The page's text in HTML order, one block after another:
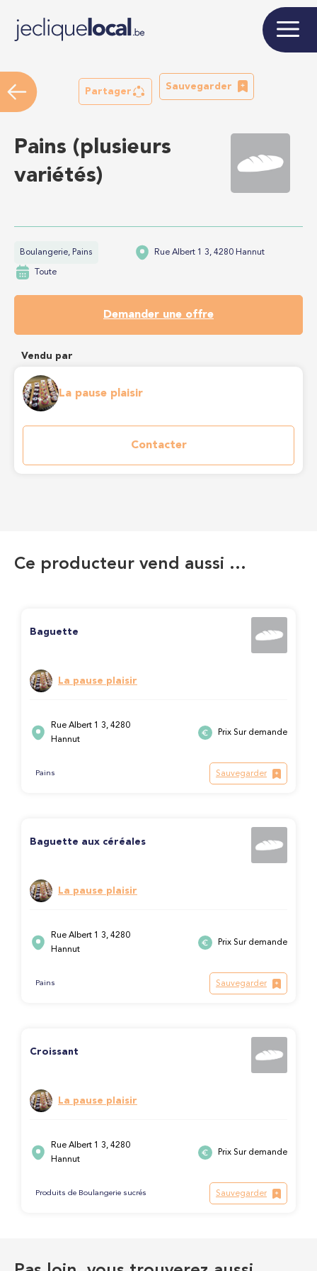
Partager
Sauvegarder
Pains (plusieurs
variétés)
Boulangerie, Pains Rue Albert 1 3, 4280 Hannut
Toute
Demander une offre
Vendu par
La pause plaisir
Contacter
Ce producteur vend aussi …
Baguette
La pause plaisir
Rue Albert 1 3, 4280
Hannut
Prix Sur demande
Pains Sauvegarder
Baguette aux céréales
La pause plaisir
Rue Albert 1 3, 4280
Hannut
Prix Sur demande
Pains Sauvegarder
Croissant
La pause plaisir
Rue Albert 1 3, 4280
Hannut
Prix Sur demande
Produits de Boulangerie sucrés Sauvegarder